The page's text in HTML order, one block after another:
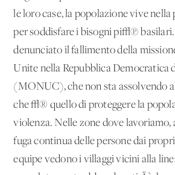
le loro case, la popolazione vive nella
per soddisfare i bisogni pi√π
denunciato il fallimento della
Unite nella Repubblica Democratica
(MONUC), che non sta assolvendo
che √® quello di proteggere la
violenza. Nelle zone dove lavoriamo,
fuga continua delle persone dai
equipe vedono i villaggi vicini alla